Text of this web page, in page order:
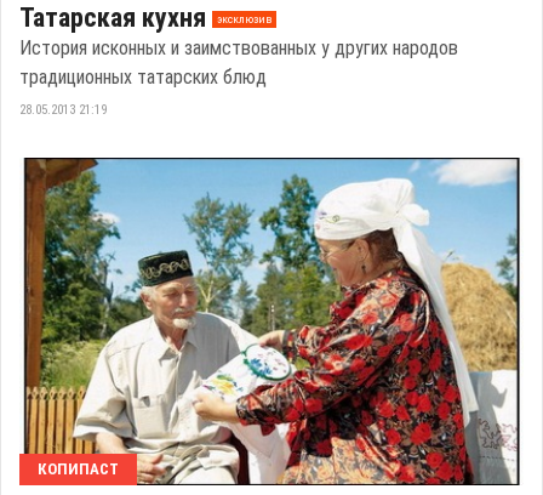
Татарская кухня эксклюзив
История исконных и заимствованных у других народов
традиционных татарских блюд
28.05.2013 21:19
КОПИПАСТ